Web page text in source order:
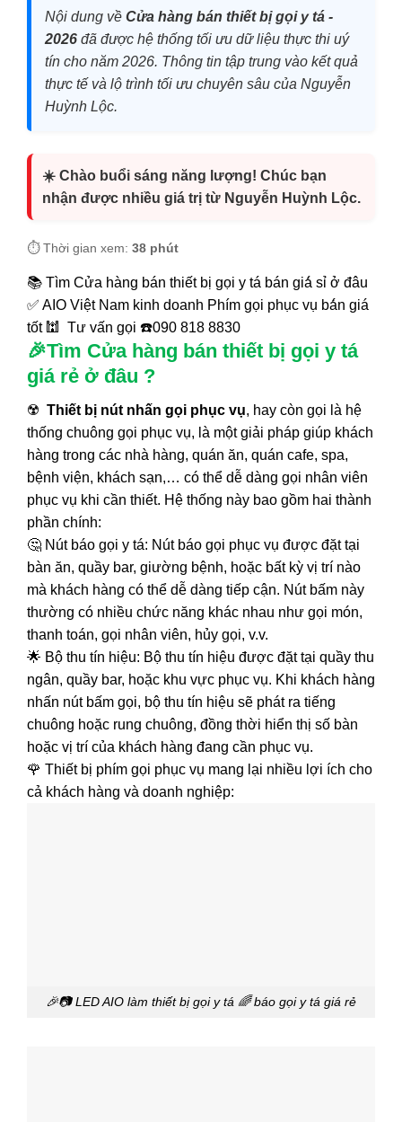
Nội dung về Cửa hàng bán thiết bị gọi y tá -
2026 đã được hệ thống tối ưu dữ liệu thực thi uý
tín cho năm 2026. Thông tin tập trung vào kết quả
thực tế và lộ trình tối ưu chuyên sâu của Nguyễn
Huỳnh Lộc.
☀️ Chào buổi sáng năng lượng! Chúc bạn
nhận được nhiều giá trị từ Nguyễn Huỳnh Lộc.
⏱️ Thời gian xem: 38 phút
📚 Tìm Cửa hàng bán thiết bị gọi y tá bán giá́ sỉ ở đâu
✅ AIO Việt Nam kinh doanh Phím gọi phục vụ bá́n giá
tốt 🕍 Tư vấn gọi ☎️090 818 8830
🎉Tìm Cửa hàng bán thiết bị gọi y tá
giá rẻ ở đâu ?
☢️ Thiết bị nút nhấn gọi phục vụ, hay còn gọi là hệ
thống chuông gọi phục vụ, là một giải pháp giúp khách
hàng trong các nhà hàng, quán ăn, quán cafe, spa,
bệnh viện, khách sạn,… có thể dễ dàng gọi nhân viên
phục vụ khi cần thiết. Hệ thống này bao gồm hai thành
phần chính:
🤔 Nút báo gọi y tá: Nút báo gọi phục vụ được đặt tại
bàn ăn, quầy bar, giường bệnh, hoặc bất kỳ vị trí nào
mà khách hàng có thể dễ dàng tiếp cận. Nút bấm này
thường có nhiều chức năng khác nhau như gọi món,
thanh toán, gọi nhân viên, hủy gọi, v.v.
🌟 Bộ thu tín hiệu: Bộ thu tín hiệu được đặt tại quầy thu
ngân, quầy bar, hoặc khu vực phục vụ. Khi khách hàng
nhấn nút bấm gọi, bộ thu tín hiệu sẽ phát ra tiếng
chuông hoặc rung chuông, đồng thời hiển thị số bàn
hoặc vị trí của khách hàng đang cần phục vụ.
🌹 Thiết bị phím gọi phục vụ mang lại nhiều lợi ích cho
cả khách hàng và doanh nghiệp:
🎉📷 LED AIO làm thiết bị gọi y tá 🌈 báo gọi y tá giá rẻ